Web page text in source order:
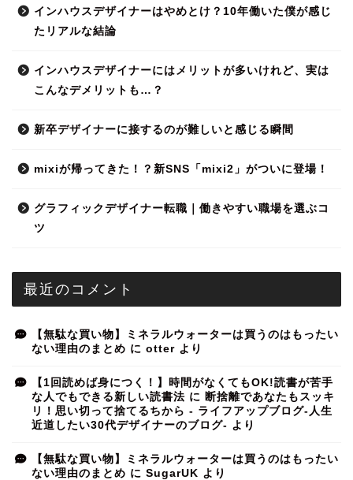
インハウスデザイナーはやめとけ？10年働いた僕が感じ
たリアルな結論
インハウスデザイナーにはメリットが多いけれど、実は
こんなデメリットも…？
新卒デザイナーに接するのが難しいと感じる瞬間
mixiが帰ってきた！？新SNS「mixi2」がついに登場！
グラフィックデザイナー転職｜働きやすい職場を選ぶコ
ツ
最近のコメント
【無駄な買い物】ミネラルウォーターは買うのはもったい
ない理由のまとめ に otter より
【1回読めば身につく！】時間がなくてもOK!読書が苦手
な人でもできる新しい読書法 に 断捨離であなたもスッキ
リ！思い切って捨てるちから - ライフアップブログ-人生
近道したい30代デザイナーのブログ- より
【無駄な買い物】ミネラルウォーターは買うのはもったい
ない理由のまとめ に SugarUK より